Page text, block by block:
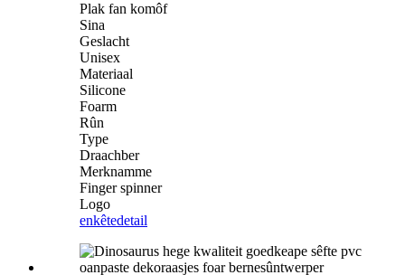
Plak fan komôf
Sina
Geslacht
Unisex
Materiaal
Silicone
Foarm
Rûn
Type
Draachber
Merknamme
Finger spinner
Logo
enkêtedetail